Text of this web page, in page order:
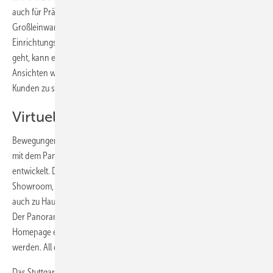
auch für Präsentationen. Quasi ein Public Viewing an der
Großleinwand, bei dem der Kunde live an der Entstehung seines
Einrichtungswunsches teilnehmen kann. Bevor der Planer ins Detail
geht, kann er über ein „Cockpit“ in Palette CAD einstellen, welche
Ansichten während des Planungsvorgangs auf der Leinwand für den
Kunden zu sehen sein sollen.
Virtueller Showroom inklusive
Bewegungen im Raum wecken den Ent­deckergeist. Dafür hat Palette
mit dem Panorama Viewer eine Lösung mit schlankem Datenvolumen
entwickelt. Der Panorama-Player ist praktisch ein virtueller
Showroom, der keinen Platz benötigt. Mit seiner Hilfe kann der Kunde
auch zu Hause ohne Programm seinen Auftrag am PC visualisieren.
Der Panorama-Viewer kann außerdem auf der Handwerker-
Homepage eingebunden und damit deren Inhalt deutlich aufgewertet
werden. All diese Tools gibt es ohne Aufpreis.